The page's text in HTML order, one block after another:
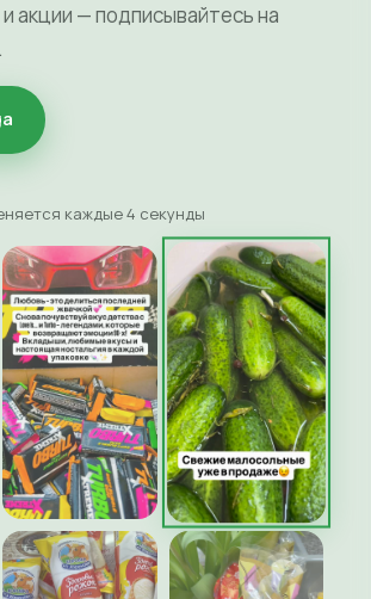
акции — подписывайтесь на
.
каждые 4 секунды